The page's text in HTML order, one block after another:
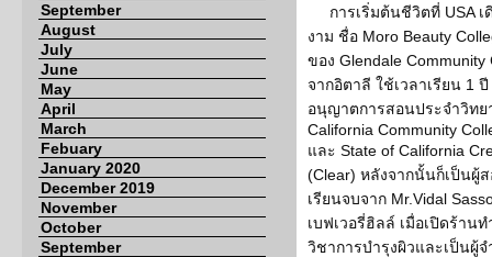
September
August
July
June
May
April
March
Febuary
January 2020
December 2019
November
October
September
การเริ่มต้นชีวิตที่ USA
งาม ชื่อ Moro Beauty
ของ Glendale
จากอิตาลี ใช้เวลาเรียน 1
อนุญาตการสอนประจำวิทย
California Community
และ State of California
(Clear) หลังจากนั้นก็เป็นผู้
เรียนจบจาก Mr.Vidal
เบฟเวอรี่ฮิลล์ เมื่อเปิดร้าน
วิชาการบำรุงผิวและเป็นผู้